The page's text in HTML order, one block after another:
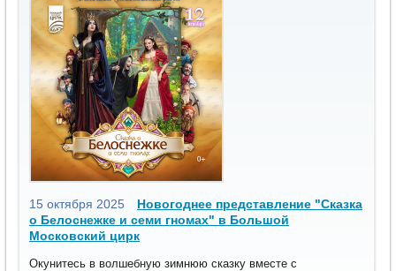
15 октября 2025
Новогоднее представление "Сказка
о Белоснежке и семи гномах" в Большой
Московский цирк
Окунитесь в волшебную зимнюю сказку вместе с